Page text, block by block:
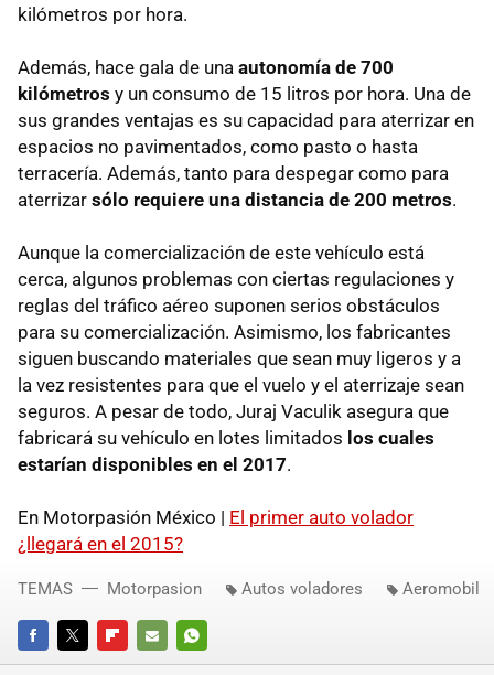
kilómetros por hora.
Además, hace gala de una autonomía de 700
kilómetros y un consumo de 15 litros por hora. Una de
sus grandes ventajas es su capacidad para aterrizar en
espacios no pavimentados, como pasto o hasta
terracería. Además, tanto para despegar como para
aterrizar sólo requiere una distancia de 200 metros.
Aunque la comercialización de este vehículo está
cerca, algunos problemas con ciertas regulaciones y
reglas del tráfico aéreo suponen serios obstáculos
para su comercialización. Asimismo, los fabricantes
siguen buscando materiales que sean muy ligeros y a
la vez resistentes para que el vuelo y el aterrizaje sean
seguros. A pesar de todo, Juraj Vaculik asegura que
fabricará su vehículo en lotes limitados los cuales
estarían disponibles en el 2017.
En Motorpasión México | El primer auto volador
¿llegará en el 2015?
FACEBOOKTWITTERFLIPBOARD
E-
WHATSAPP
TEMAS Motorpasion Autos voladores Aeromobil